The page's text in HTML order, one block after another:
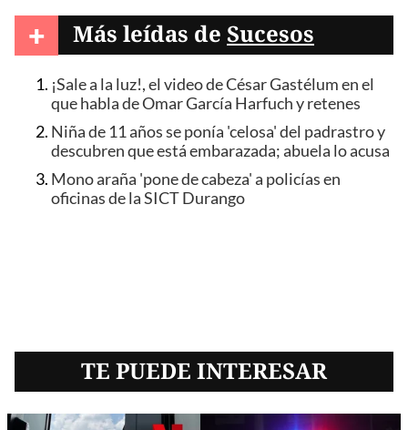
+ Más leídas de Sucesos
¡Sale a la luz!, el video de César Gastélum en el
que habla de Omar García Harfuch y retenes
Niña de 11 años se ponía 'celosa' del padrastro y
descubren que está embarazada; abuela lo acusa
Mono araña 'pone de cabeza' a policías en
oficinas de la SICT Durango
TE PUEDE INTERESAR